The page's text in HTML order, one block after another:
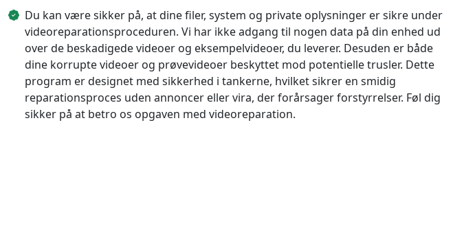
Du kan være sikker på, at dine filer, system og private oplysninger er sikre under
videoreparationsproceduren. Vi har ikke adgang til nogen data på din enhed ud
over de beskadigede videoer og eksempelvideoer, du leverer. Desuden er både
dine korrupte videoer og prøvevideoer beskyttet mod potentielle trusler. Dette
program er designet med sikkerhed i tankerne, hvilket sikrer en smidig
reparationsproces uden annoncer eller vira, der forårsager forstyrrelser. Føl dig
sikker på at betro os opgaven med videoreparation.